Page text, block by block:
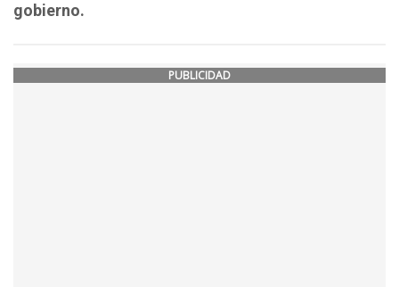
gobierno.
PUBLICIDAD